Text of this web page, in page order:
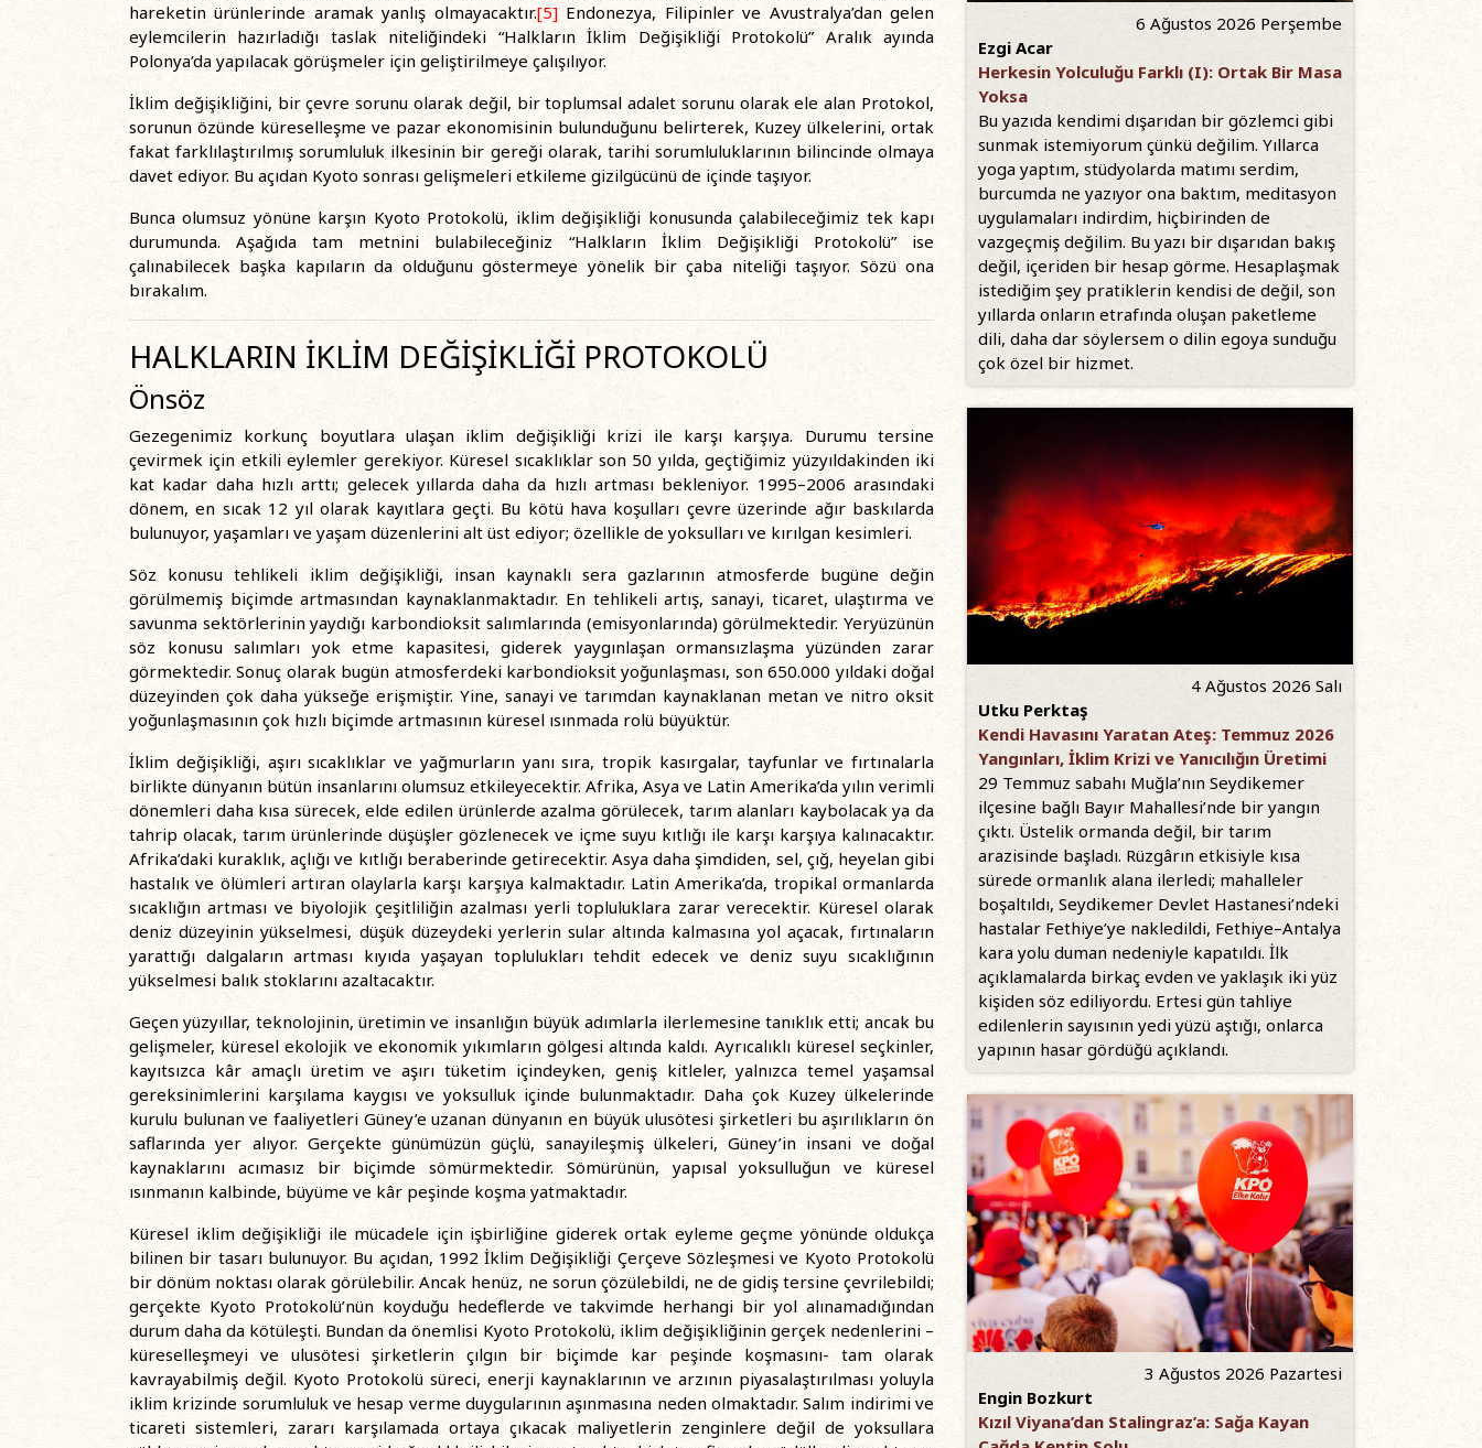
hareketin ürünlerinde aramak yanlış olmayacaktır.[5]Endonezya, Filipinler ve Avustralya’dan gelen
eylemcilerin hazırladığı taslak niteliğindeki “Halkların İklim Değişikliği Protokolü” Aralık ayında
Polonya’da yapılacak görüşmeler için geliştirilmeye çalışılıyor.
İklim değişikliğini, bir çevre sorunu olarak değil, bir toplumsal adalet sorunu olarak ele alan Protokol,
sorunun özünde küreselleşme ve pazar ekonomisinin bulunduğunu belirterek, Kuzey ülkelerini, ortak
fakat farklılaştırılmış sorumluluk ilkesinin bir gereği olarak, tarihi sorumluluklarının bilincinde olmaya
davet ediyor. Bu açıdan Kyoto sonrası gelişmeleri etkileme gizilgücünü de içinde taşıyor.
Bunca olumsuz yönüne karşın Kyoto Protokolü, iklim değişikliği konusunda çalabileceğimiz tek kapı
durumunda. Aşağıda tam metnini bulabileceğiniz “Halkların İklim Değişikliği Protokolü” ise
çalınabilecek başka kapıların da olduğunu göstermeye yönelik bir çaba niteliği taşıyor. Sözü ona
bırakalım.
HALKLARIN İKLİM DEĞİŞİKLİĞİ PROTOKOLÜ
Önsöz
Gezegenimiz korkunç boyutlara ulaşan iklim değişikliği krizi ile karşı karşıya. Durumu tersine
çevirmek için etkili eylemler gerekiyor. Küresel sıcaklıklar son 50 yılda, geçtiğimiz yüzyıldakinden iki
kat kadar daha hızlı arttı; gelecek yıllarda daha da hızlı artması bekleniyor. 1995–2006 arasındaki
dönem, en sıcak 12 yıl olarak kayıtlara geçti. Bu kötü hava koşulları çevre üzerinde ağır baskılarda
bulunuyor, yaşamları ve yaşam düzenlerini alt üst ediyor; özellikle de yoksulları ve kırılgan kesimleri.
Söz konusu tehlikeli iklim değişikliği, insan kaynaklı sera gazlarının atmosferde bugüne değin
görülmemiş biçimde artmasından kaynaklanmaktadır. En tehlikeli artış, sanayi, ticaret, ulaştırma ve
savunma sektörlerinin yaydığı karbondioksit salımlarında (emisyonlarında) görülmektedir. Yeryüzünün
söz konusu salımları yok etme kapasitesi, giderek yaygınlaşan ormansızlaşma yüzünden zarar
görmektedir. Sonuç olarak bugün atmosferdeki karbondioksit yoğunlaşması, son 650.000 yıldaki doğal
düzeyinden çok daha yükseğe erişmiştir. Yine, sanayi ve tarımdan kaynaklanan metan ve nitro oksit
yoğunlaşmasının çok hızlı biçimde artmasının küresel ısınmada rolü büyüktür.
İklim değişikliği, aşırı sıcaklıklar ve yağmurların yanı sıra, tropik kasırgalar, tayfunlar ve fırtınalarla
birlikte dünyanın bütün insanlarını olumsuz etkileyecektir. Afrika, Asya ve Latin Amerika’da yılın verimli
dönemleri daha kısa sürecek, elde edilen ürünlerde azalma görülecek, tarım alanları kaybolacak ya da
tahrip olacak, tarım ürünlerinde düşüşler gözlenecek ve içme suyu kıtlığı ile karşı karşıya kalınacaktır.
Afrika’daki kuraklık, açlığı ve kıtlığı beraberinde getirecektir. Asya daha şimdiden, sel, çığ, heyelan gibi
hastalık ve ölümleri artıran olaylarla karşı karşıya kalmaktadır. Latin Amerika’da, tropikal ormanlarda
sıcaklığın artması ve biyolojik çeşitliliğin azalması yerli topluluklara zarar verecektir. Küresel olarak
deniz düzeyinin yükselmesi, düşük düzeydeki yerlerin sular altında kalmasına yol açacak, fırtınaların
yarattığı dalgaların artması kıyıda yaşayan toplulukları tehdit edecek ve deniz suyu sıcaklığının
yükselmesi balık stoklarını azaltacaktır.
Geçen yüzyıllar, teknolojinin, üretimin ve insanlığın büyük adımlarla ilerlemesine tanıklık etti; ancak bu
gelişmeler, küresel ekolojik ve ekonomik yıkımların gölgesi altında kaldı. Ayrıcalıklı küresel seçkinler,
kayıtsızca kâr amaçlı üretim ve aşırı tüketim içindeyken, geniş kitleler, yalnızca temel yaşamsal
gereksinimlerini karşılama kaygısı ve yoksulluk içinde bulunmaktadır. Daha çok Kuzey ülkelerinde
kurulu bulunan ve faaliyetleri Güney’e uzanan dünyanın en büyük ulusötesi şirketleri bu aşırılıkların ön
saflarında yer alıyor. Gerçekte günümüzün güçlü, sanayileşmiş ülkeleri, Güney’in insani ve doğal
kaynaklarını acımasız bir biçimde sömürmektedir. Sömürünün, yapısal yoksulluğun ve küresel
ısınmanın kalbinde, büyüme ve kâr peşinde koşma yatmaktadır.
Küresel iklim değişikliği ile mücadele için işbirliğine giderek ortak eyleme geçme yönünde oldukça
bilinen bir tasarı bulunuyor. Bu açıdan, 1992 İklim Değişikliği Çerçeve Sözleşmesi ve Kyoto Protokolü
bir dönüm noktası olarak görülebilir. Ancak henüz, ne sorun çözülebildi, ne de gidiş tersine çevrilebildi;
gerçekte Kyoto Protokolü’nün koyduğu hedeflerde ve takvimde herhangi bir yol alınamadığından
durum daha da kötüleşti. Bundan da önemlisi Kyoto Protokolü, iklim değişikliğinin gerçek nedenlerini –
küreselleşmeyi ve ulusötesi şirketlerin çılgın bir biçimde kar peşinde koşmasını- tam olarak
kavrayabilmiş değil. Kyoto Protokolü süreci, enerji kaynaklarının ve arzının piyasalaştırılması yoluyla
iklim krizinde sorumluluk ve hesap verme duygularının aşınmasına neden olmaktadır. Salım indirimi ve
ticareti sistemleri, zararı karşılamada ortaya çıkacak maliyetlerin zenginlere değil de yoksullara
6 Ağustos 2026 Perşembe
Ezgi Acar
Herkesin Yolculuğu Farklı (I): Ortak Bir Masa
Yoksa
Bu yazıda kendimi dışarıdan bir gözlemci gibi
sunmak istemiyorum çünkü değilim. Yıllarca
yoga yaptım, stüdyolarda matımı serdim,
burcumda ne yazıyor ona baktım, meditasyon
uygulamaları indirdim, hiçbirinden de
vazgeçmiş değilim. Bu yazı bir dışarıdan bakış
değil, içeriden bir hesap görme. Hesaplaşmak
istediğim şey pratiklerin kendisi de değil, son
yıllarda onların etrafında oluşan paketleme
dili, daha dar söylersem o dilin egoya sunduğu
çok özel bir hizmet.
4 Ağustos 2026 Salı
Utku Perktaş
Kendi Havasını Yaratan Ateş: Temmuz 2026
Yangınları, İklim Krizi ve Yanıcılığın Üretimi
29 Temmuz sabahı Muğla’nın Seydikemer
ilçesine bağlı Bayır Mahallesi’nde bir yangın
çıktı. Üstelik ormanda değil, bir tarım
arazisinde başladı. Rüzgârın etkisiyle kısa
sürede ormanlık alana ilerledi; mahalleler
boşaltıldı, Seydikemer Devlet Hastanesi’ndeki
hastalar Fethiye’ye nakledildi, Fethiye–Antalya
kara yolu duman nedeniyle kapatıldı. İlk
açıklamalarda birkaç evden ve yaklaşık iki yüz
kişiden söz ediliyordu. Ertesi gün tahliye
edilenlerin sayısının yedi yüzü aştığı, onlarca
yapının hasar gördüğü açıklandı.
3 Ağustos 2026 Pazartesi
Engin Bozkurt
Kızıl Viyana’dan Stalingraz’a: Sağa Kayan